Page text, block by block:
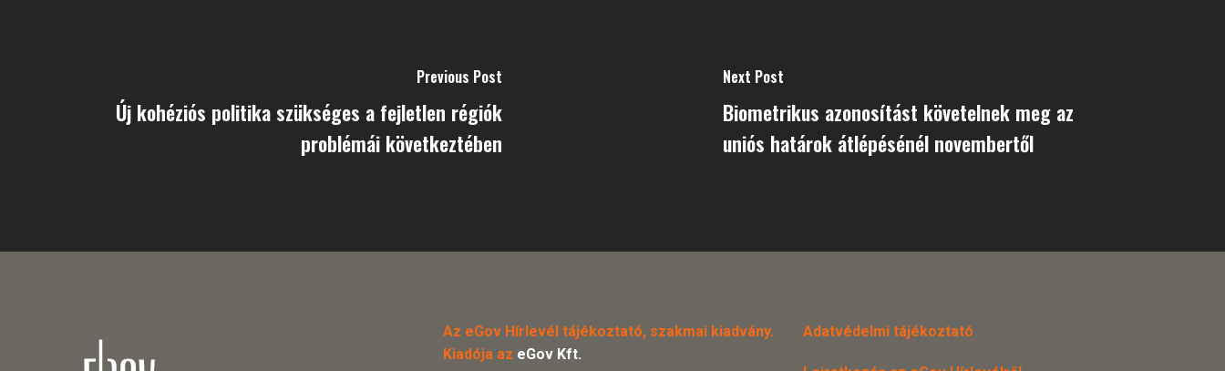
Previous Post
Új kohéziós politika szükséges a fejletlen régiók
problémái következtében
Next Post
Biometrikus azonosítást követelnek meg az
uniós határok átlépésénél novembertől
Az eGov Hírlevél tájékoztató, szakmai kiadvány.
Kiadója az eGov Kft.
Adatvédelmi tájékoztató